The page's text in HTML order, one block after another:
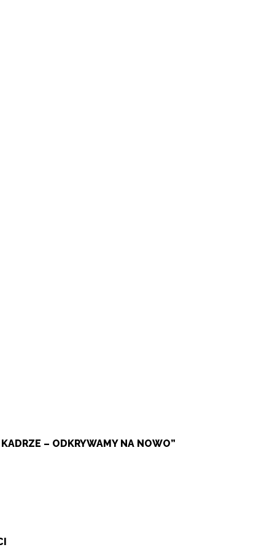
– ODKRYWAMY NA NOWO”